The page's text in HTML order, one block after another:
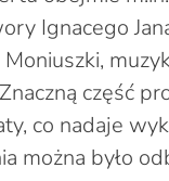
Ignacego
Moniuszki,
część
co nadaje
można było